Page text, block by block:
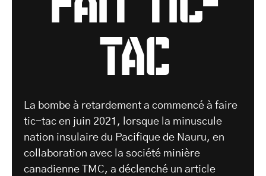
tac
La bombe à retardement a commencé à faire
tic-tac en juin 2021, lorsque la minuscule
nation insulaire du Pacifique de Nauru, en
collaboration avec la société minière
canadienne TMC, a déclenché un article